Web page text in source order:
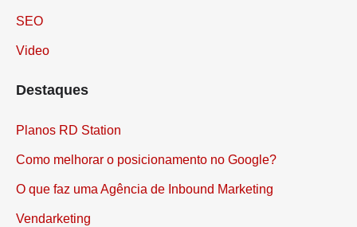
SEO
Video
Destaques
Planos RD Station
Como melhorar o posicionamento no Google?
O que faz uma Agência de Inbound Marketing
Vendarketing